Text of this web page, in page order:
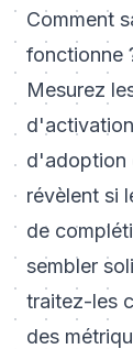
Comment
fonctionne
Mesurez
d'adoption
révèlent si
de
sembler
traitez-les
des